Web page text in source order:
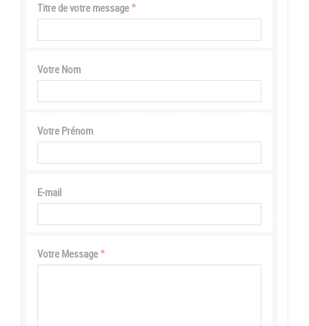
Titre de votre message
Votre Nom
Votre Prénom
E-mail
Votre Message
Tabs